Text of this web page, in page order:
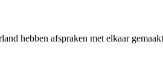
hebben afspraken met elkaar